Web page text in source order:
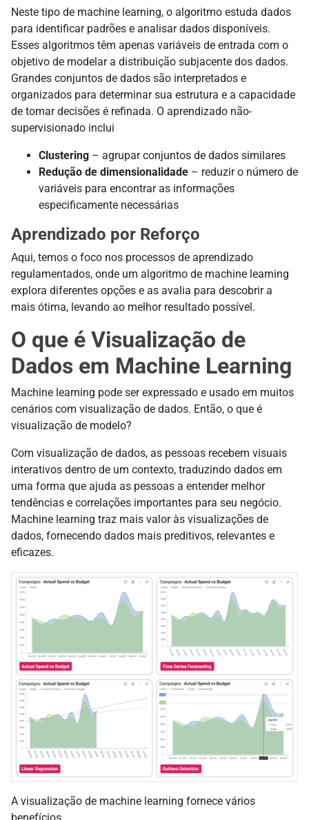
Neste tipo de machine learning, o algoritmo estuda dados
para identificar padrões e analisar dados disponíveis.
Esses algoritmos têm apenas variáveis de entrada com o
objetivo de modelar a distribuição subjacente dos dados.
Grandes conjuntos de dados são interpretados e
organizados para determinar sua estrutura e a capacidade
de tomar decisões é refinada. O aprendizado não-
supervisionado inclui
Clustering – agrupar conjuntos de dados similares
Redução de dimensionalidade – reduzir o número de
variáveis para encontrar as informações
especificamente necessárias
Aprendizado por Reforço
Aqui, temos o foco nos processos de aprendizado
regulamentados, onde um algoritmo de machine learning
explora diferentes opções e as avalia para descobrir a
mais ótima, levando ao melhor resultado possível.
O que é Visualização de
Dados em Machine Learning
Machine learning pode ser expressado e usado em muitos
cenários com visualização de dados. Então, o que é
visualização de modelo?
Com visualização de dados, as pessoas recebem visuais
interativos dentro de um contexto, traduzindo dados em
uma forma que ajuda as pessoas a entender melhor
tendências e correlações importantes para seu negócio.
Machine learning traz mais valor às visualizações de
dados, fornecendo dados mais preditivos, relevantes e
eficazes.
A visualização de machine learning fornece vários